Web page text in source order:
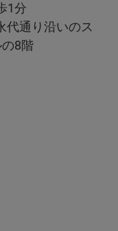
1分
代通り沿いのス
8階